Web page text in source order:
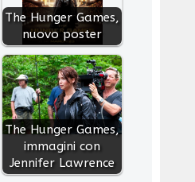
The Hunger Games,
nuovo poster
The Hunger Games,
immagini con
Jennifer Lawrence